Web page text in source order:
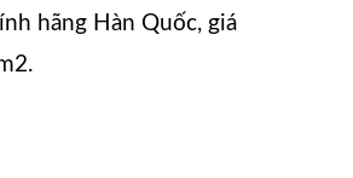
hãng Hàn Quốc, giá